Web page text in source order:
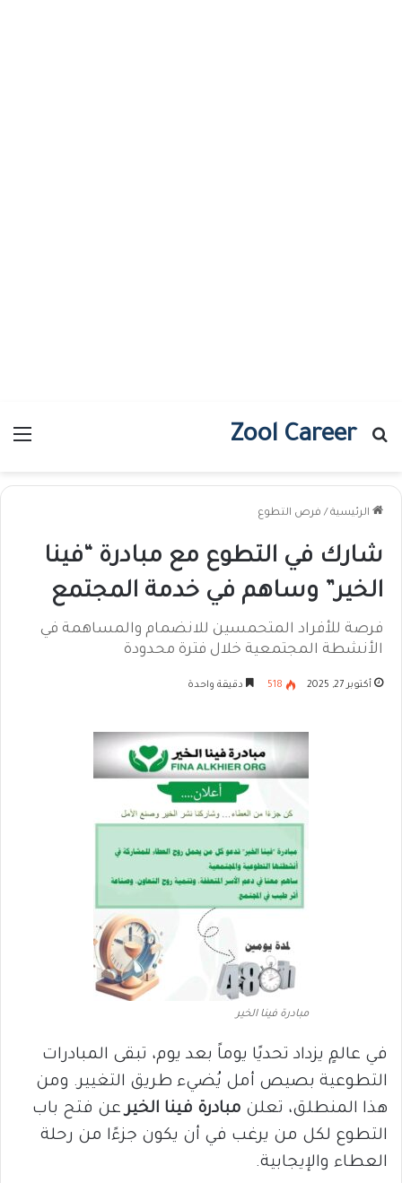
Zool Career
بحث عن
الرئيسية / فرص التطوع
شارك في التطوع مع مبادرة “فينا
الخير” وساهم في خدمة المجتمع
فرصة للأفراد المتحمسين للانضمام والمساهمة في
الأنشطة المجتمعية خلال فترة محدودة
أكتوبر 27, 2025 518 دقيقة واحدة
مبادرة فينا الخير
في عالمٍ يزداد تحديًا يوماً بعد يوم، تبقى المبادرات
التطوعية بصيص أمل يُضيء طريق التغيير. ومن
هذا المنطلق، تعلن مبادرة فينا الخيرعن فتح باب
التطوع لكل من يرغب في أن يكون جزءًا من رحلة
العطاء والإيجابية.